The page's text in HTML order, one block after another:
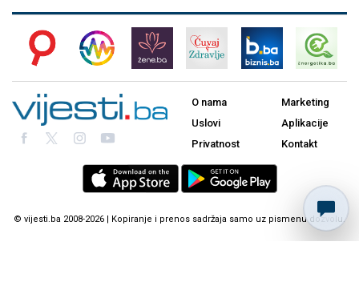
O nama
Uslovi
Privatnost
Marketing
Aplikacije
Kontakt
© vijesti.ba 2008-2026 | Kopiranje i prenos sadržaja samo uz pismenu dozvolu.